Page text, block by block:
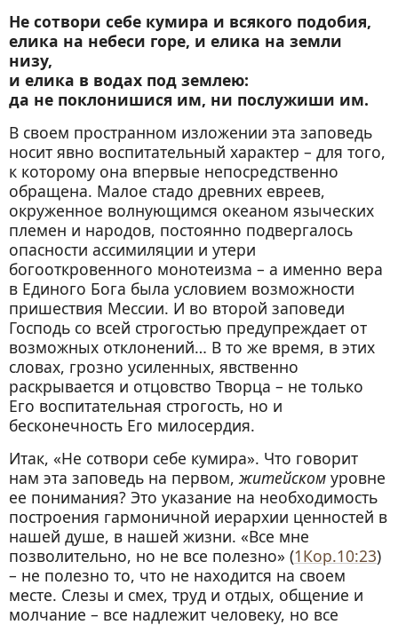
Не сотвори себе кумира и всякого подобия,
елика на небеси горе, и елика на земли
низу,
и елика в водах под землею:
да не поклонишися им, ни послужиши им.
В своем пространном изложении эта заповедь
носит явно воспитательный характер – для того,
к которому она впервые непосредственно
обращена. Малое стадо древних евреев,
окруженное волнующимся океаном языческих
племен и народов, постоянно подвергалось
опасности ассимиляции и утери
богооткровенного монотеизма – а именно вера
в Единого Бога была условием возможности
пришествия Мессии. И во второй заповеди
Господь со всей строгостью предупреждает от
возможных отклонений… В то же время, в этих
словах, грозно усиленных, явственно
раскрывается и отцовство Творца – не только
Его воспитательная строгость, но и
бесконечность Его милосердия.
Итак, «Не сотвори себе кумира». Что говорит
нам эта заповедь на первом, житейском уровне
ее понимания? Это указание на необходимость
построения гармоничной иерархии ценностей в
нашей душе, в нашей жизни. «Все мне
позволительно, но не все полезно» (1Кор.10:23)
– не полезно то, что не находится на своем
месте. Слезы и смех, труд и отдых, общение и
молчание – все надлежит человеку, но все